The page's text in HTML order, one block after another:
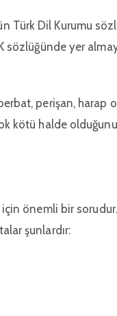
Türk Dil Kurumu
sözlüğünde yer
perişan, harap
kötü halde
önemli bir sorudur.
şunlardır: